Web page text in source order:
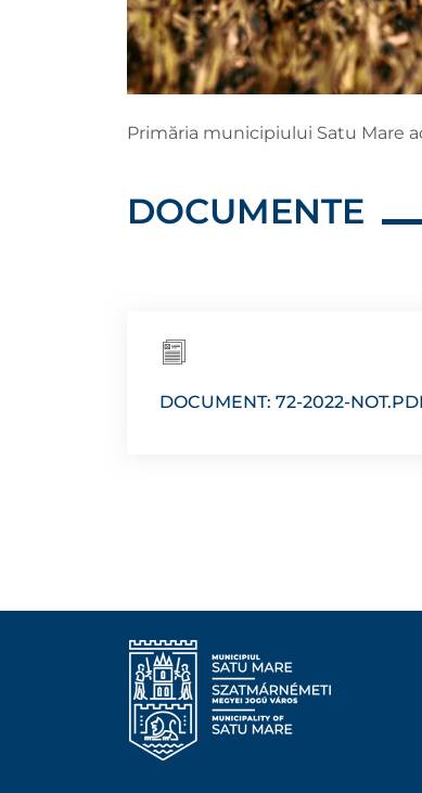
Primăria municipiului Satu Mare
DOCUMENTE
DOCUMENT: 72-2022-